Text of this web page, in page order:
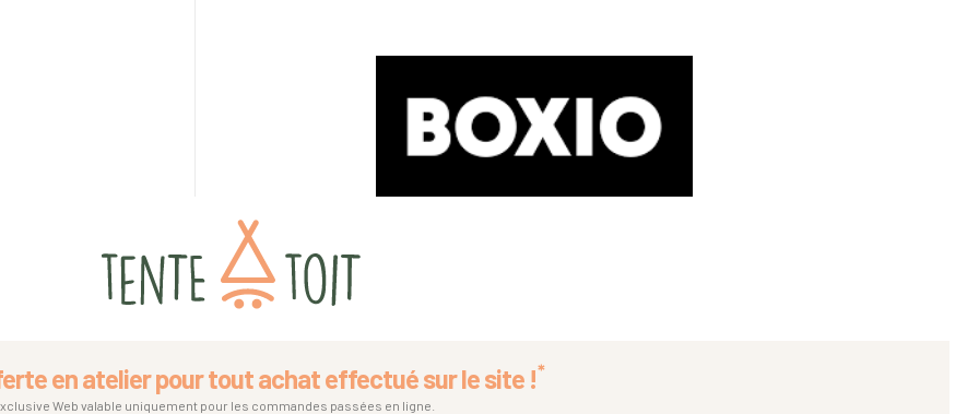
en atelier pour tout achat effectué sur le site !*
Web valable uniquement pour les commandes passées en ligne.